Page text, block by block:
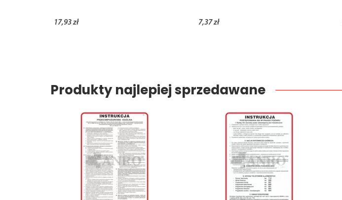
17,93 zł 7,37 zł
Produkty najlepiej sprzedawane